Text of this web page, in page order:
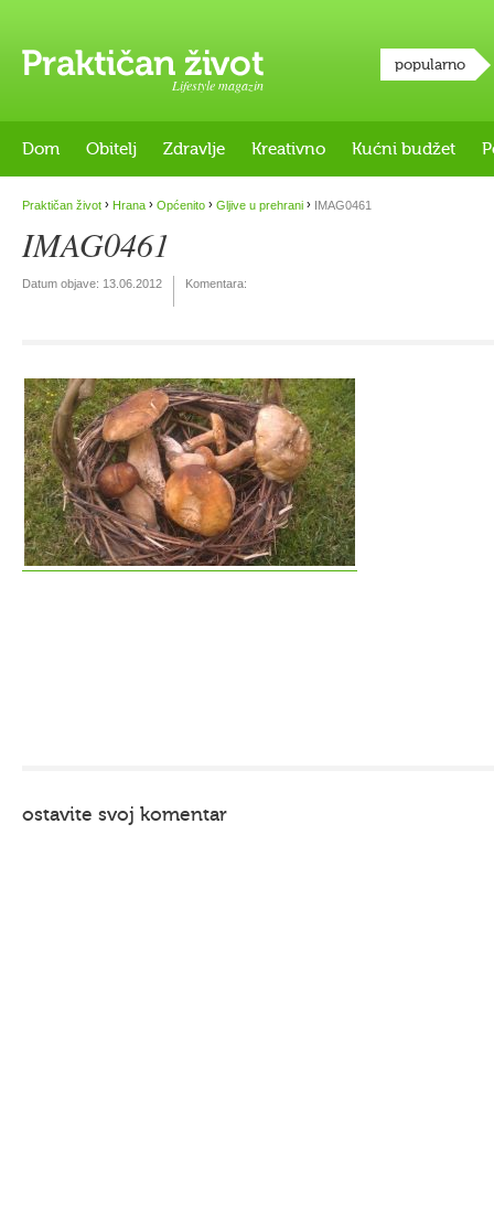
Lifestyle magazin
popularno
Dom Obitelj Zdravlje Kreativno Kućni budžet
Praktičan život › Hrana › Općenito › Gljive u prehrani › IMAG0461
IMAG0461
Datum objave: 13.06.2012 Komentara:
ostavite svoj komentar